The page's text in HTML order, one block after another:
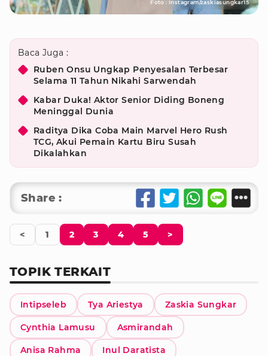
Foto : Instagram/zaskiasungkar15
Baca Juga :
Ruben Onsu Ungkap Penyesalan Terbesar
Selama 11 Tahun Nikahi Sarwendah
Kabar Duka! Aktor Senior Diding Boneng
Meninggal Dunia
Raditya Dika Coba Main Marvel Hero Rush
TCG, Akui Pemain Kartu Biru Susah
Dikalahkan
Share :
< 1 2 3 4 5 >
TOPIK TERKAIT
Intipseleb Tya Ariestya Zaskia Sungkar
Cynthia Lamusu Asmirandah
Anisa Rahma Inul Daratista